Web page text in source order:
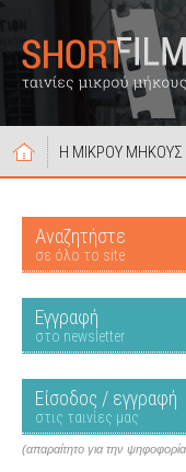
Η ΜΙΚΡΟΥ ΜΗΚΟΥΣ
Αναζητήστε
σε όλο το site
Εγγραφή
στο newsletter
Είσοδος / εγγραφή
στις ταινίες μας
(απαραίτητο για την